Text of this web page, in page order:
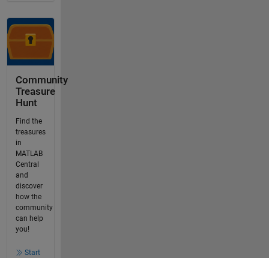
Community
Treasure
Hunt
Find the
treasures
in
MATLAB
Central
and
discover
how the
community
can help
you!
Start